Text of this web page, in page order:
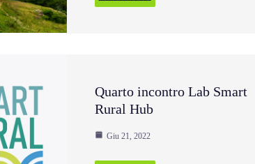
Quarto incontro Lab Smart
Rural Hub
Giu 21, 2022